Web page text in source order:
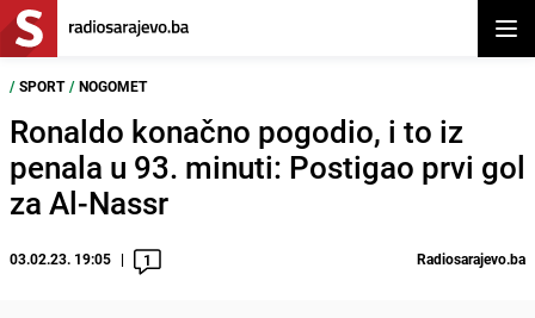
/ SPORT / NOGOMET
Ronaldo konačno pogodio, i to iz
penala u 93. minuti: Postigao prvi gol
za Al-Nassr
03.02.23. 19:05 1 Radiosarajevo.ba